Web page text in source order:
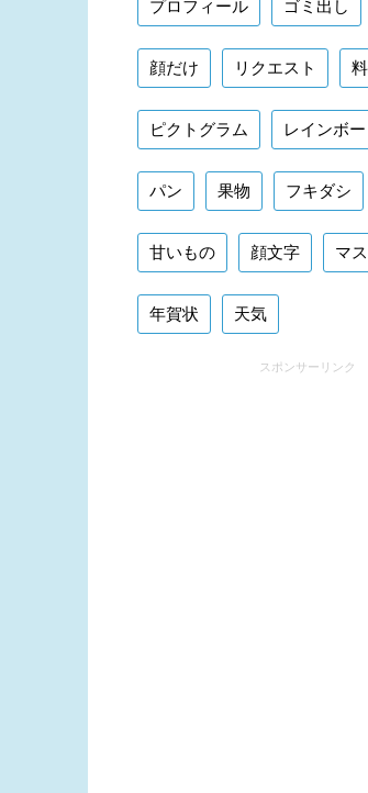
プロフィール ゴミ出し
顔だけ リクエスト
ピクトグラム レインボー
パン 果物 フキダシ
甘いもの 顔文字 マ
年賀状 天気
スポンサーリンク